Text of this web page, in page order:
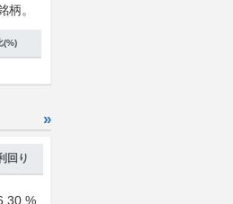
。
(%)
»
回り
%